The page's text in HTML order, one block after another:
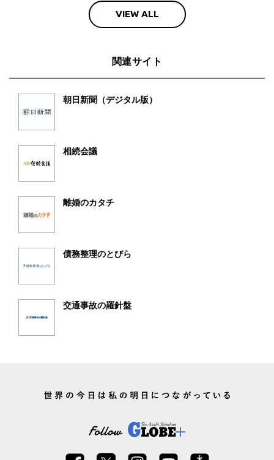
VIEW ALL
関連サイト
朝日新聞（デジタル版）
相続会議
離婚のカタチ
債務整理のとびら
交通事故の羅針盤